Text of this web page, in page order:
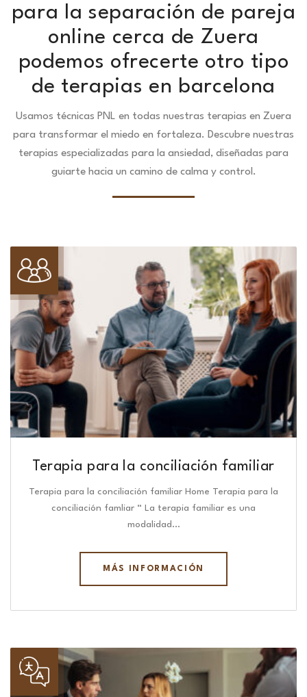
para la separación de pareja
online cerca de Zuera
podemos ofrecerte otro tipo
de terapias en barcelona
Usamos técnicas PNL en todas nuestras terapias en Zuera
para transformar el miedo en fortaleza. Descubre nuestras
terapias especializadas para la ansiedad, diseñadas para
guiarte hacia un camino de calma y control.
Terapia para la conciliación familiar
Terapia para la conciliación familiar Home Terapia para la
conciliación famliar “ La terapia familiar es una
modalidad…
MÁS INFORMACIÓN